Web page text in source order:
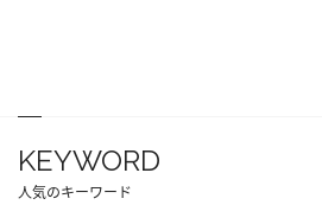
KEYWORD
人気のキーワード